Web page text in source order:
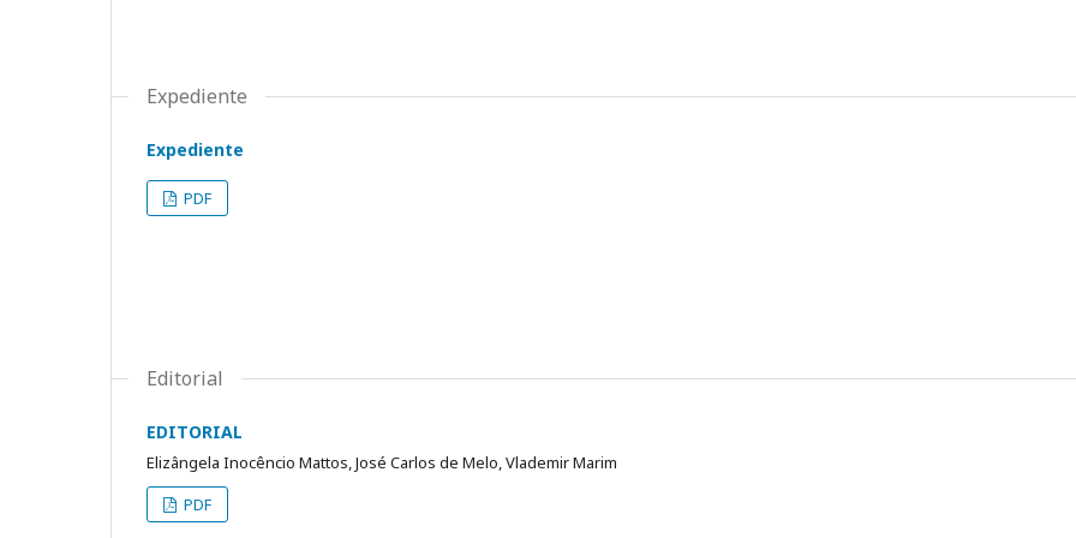
Expediente
Expediente
PDF
Editorial
EDITORIAL
Elizângela Inocêncio Mattos, José Carlos de Melo, Vlademir Marim
PDF